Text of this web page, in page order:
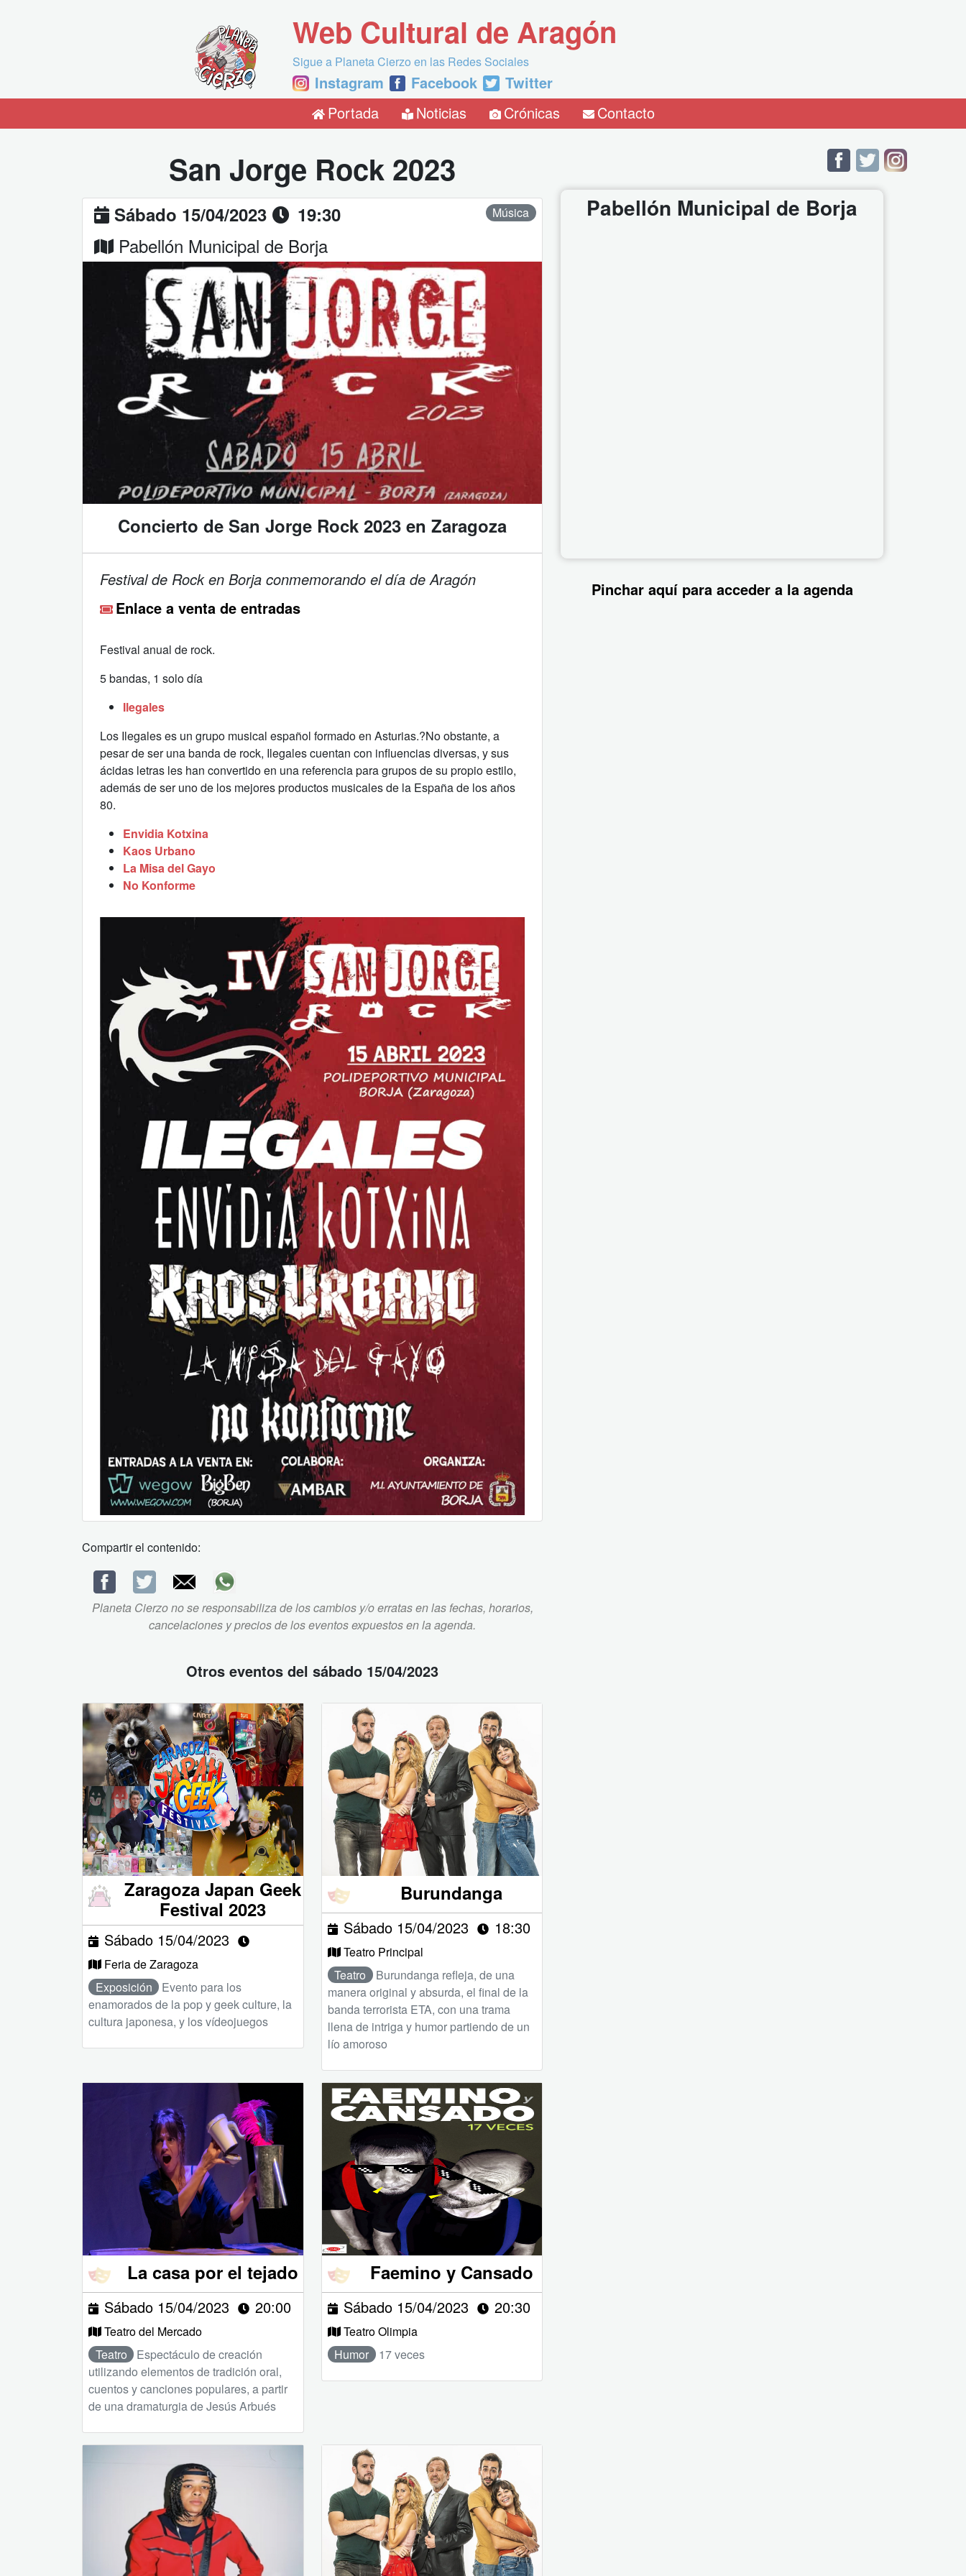
Web Cultural de Aragón
Sigue a Planeta Cierzo en las Redes Sociales
Instagram Facebook
Twitter
Portada
Noticias Crónicas Contacto
San Jorge Rock 2023
Sábado 15/04/2023 19:30
Pabellón Municipal de Borja
Música
Concierto de San Jorge Rock 2023 en Zaragoza
Festival de Rock en Borja conmemorando el día de Aragón
Enlace a venta de entradas
Festival anual de rock.
5 bandas, 1 solo día
Ilegales
Los Ilegales es un grupo musical español formado en Asturias.?No obstante, a
pesar de ser una banda de rock, Ilegales cuentan con influencias diversas, y sus
ácidas letras les han convertido en una referencia para grupos de su propio estilo,
además de ser uno de los mejores productos musicales de la España de los años
80.
Envidia Kotxina
Kaos Urbano
La Misa del Gayo
No Konforme
Compartir el contenido:
Planeta Cierzo no se responsabiliza de los cambios y/o erratas en las fechas, horarios,
cancelaciones y precios de los eventos expuestos en la agenda.
Otros eventos del sábado 15/04/2023
Zaragoza Japan Geek
Festival 2023
Sábado 15/04/2023
Feria de Zaragoza
Exposición
Evento para los
enamorados de la pop y geek culture, la
cultura japonesa, y los vídeojuegos
Burundanga
Sábado 15/04/2023 18:30
Teatro Principal
Teatro
Burundanga refleja, de una
manera original y absurda, el final de la
banda terrorista ETA, con una trama
llena de intriga y humor partiendo de un
lío amoroso
La casa por el tejado
Sábado 15/04/2023 20:00
Teatro del Mercado
Teatro
Espectáculo de creación
utilizando elementos de tradición oral,
cuentos y canciones populares, a partir
de una dramaturgia de Jesús Arbués
Faemino y Cansado
Sábado 15/04/2023 20:30
Teatro Olimpia
Humor
17 veces
Pabellón Municipal de Borja
Pinchar aquí para acceder a la agenda